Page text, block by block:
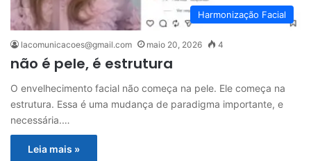
Harmonização Facial
lacomunicacoes@gmail.com maio 20, 2026 4
não é pele, é estrutura
O envelhecimento facial não começa na pele. Ele começa na
estrutura. Essa é uma mudança de paradigma importante, e
necessária.…
Leia mais »